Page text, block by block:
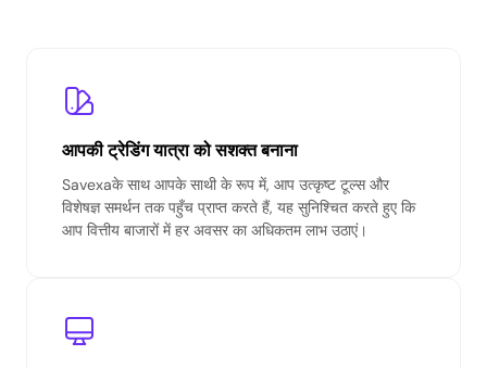
आपकी ट्रेडिंग यात्रा को सशक्त बनाना
Savexaके साथ आपके साथी के रूप में, आप उत्कृष्ट टूल्स और
विशेषज्ञ समर्थन तक पहुँच प्राप्त करते हैं, यह सुनिश्चित करते हुए कि
आप वित्तीय बाजारों में हर अवसर का अधिकतम लाभ उठाएं।